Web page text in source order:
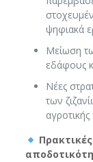
ψηφιακά
Μείωση
εδάφους
Νέες
των